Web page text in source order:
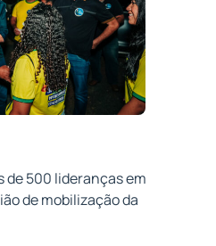
de 500 lideranças em
de mobilização da